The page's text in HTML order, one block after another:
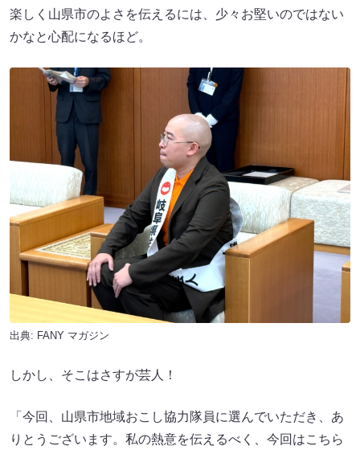
楽しく山県市のよさを伝えるには、少々お堅いのではない
かなと心配になるほど。
出典: FANY マガジン
しかし、そこはさすが芸人！
「今回、山県市地域おこし協力隊員に選んでいただき、あ
りとうございます。私の熱意を伝えるべく、今回はこちら